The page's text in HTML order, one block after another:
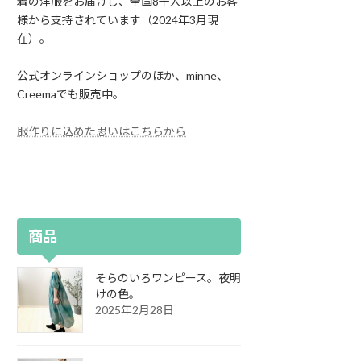
様から支持されています（2024年3月現
在）。
公式オンラインショップのほか、minne、
Creemaでも販売中。
服作りに込めた思いはこちらから
商品
そらのいろワンピース。夜明
けの色。
2025年2月28日